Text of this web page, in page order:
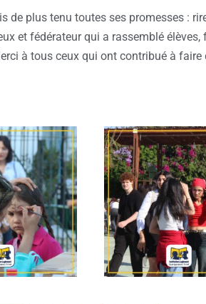
de plus tenu toutes ses promesses :
et fédérateur qui a rassemblé
à tous ceux qui ont contribué à